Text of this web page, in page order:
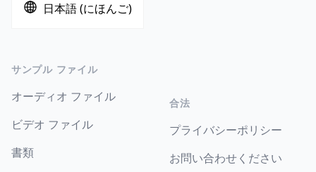
日本語 (にほんご)
サンプル ファイル
オーディオ ファイル
ビデオ ファイル
書類
合法
プライバシーポリシー
お問い合わせください